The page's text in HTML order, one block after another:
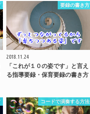
要録の書き方
2018.11.24
「これが１０の姿です」と言え
る指導要録・保育要録の書き方
コードで演奏する方法